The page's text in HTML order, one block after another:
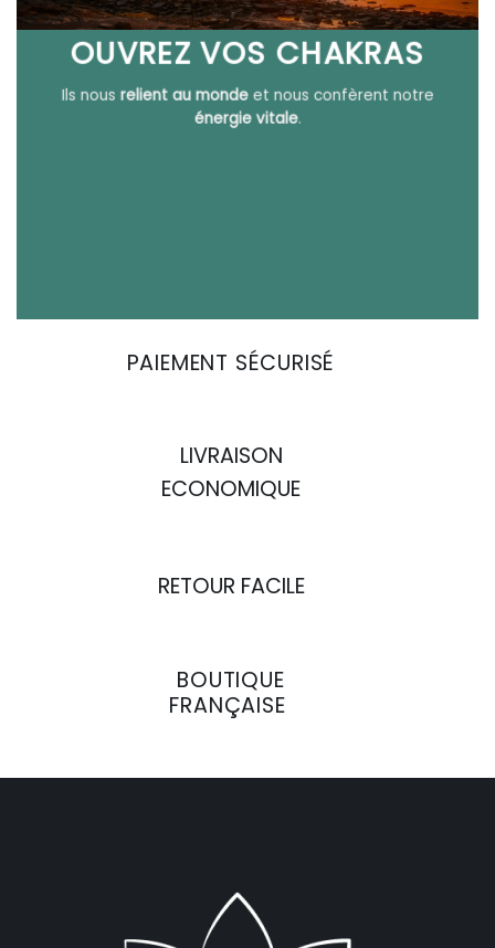
OUVREZ VOS CHAKRAS
Ils nous relient au mondeet nous confèrent notre
énergie vitale.
PAIEMENT SÉCURISÉ
LIVRAISON
ECONOMIQUE
RETOUR FACILE
BOUTIQUE
FRANÇAISE